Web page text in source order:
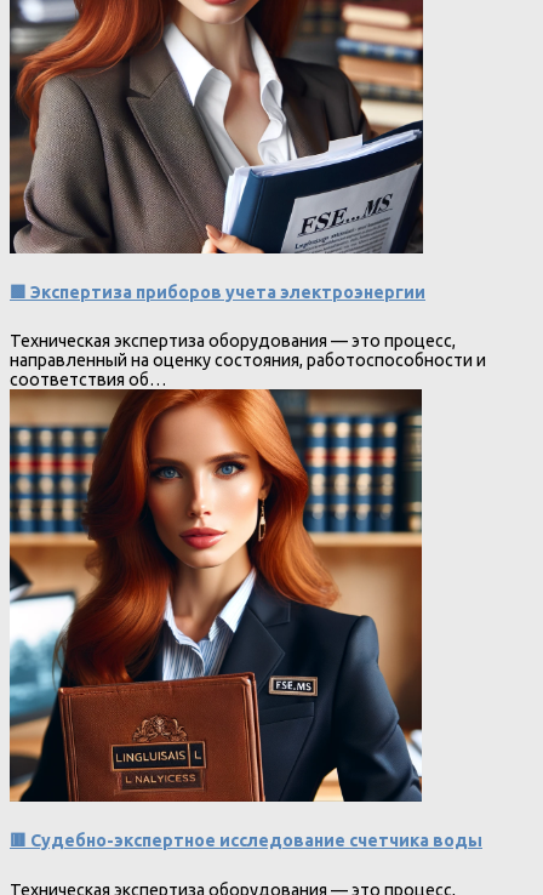
🟩 Экспертиза приборов учета электроэнергии
Техническая экспертиза оборудования — это процесс,
направленный на оценку состояния, работоспособности и
соответствия об…
🟥 Судебно-экспертное исследование счетчика воды
Техническая экспертиза оборудования — это процесс,